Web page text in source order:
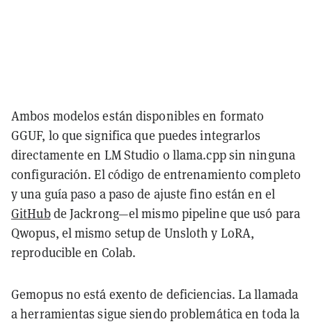
Ambos modelos están disponibles en formato
GGUF, lo que significa que puedes integrarlos
directamente en LM Studio o llama.cpp sin ninguna
configuración. El código de entrenamiento completo
y una guía paso a paso de ajuste fino están en el
GitHubde Jackrong—el mismo pipeline que usó para
Qwopus, el mismo setup de Unsloth y LoRA,
reproducible en Colab.
Gemopus no está exento de deficiencias. La llamada
a herramientas sigue siendo problemática en toda la